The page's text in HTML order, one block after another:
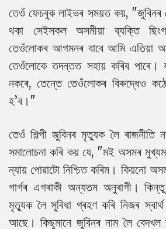
তেওঁ ফেচবুক লাইভৰ সময়ত কয়, "জুবিনৰ
থকা সেইসকল অসমীয়া ব্যক্তি
তেওঁলোকৰ আগমনৰ বাবে আমি এতিয়া
তেওঁলোকে তদন্তত সহায় কৰিব পাৰে।
নকৰে, তেন্তে তেওঁলোকৰ বিৰুদ্ধেও
হ’ব।"
তেওঁ শিল্পী জুবিনৰ মৃত্যুক লৈ ৰাজনীতি
সমালোচনা কৰি কয় যে, "মই অসমৰ
ন্যায় পোৱাটো নিশ্চিত কৰিম। কিয়নো
গাৰ্গৰ এগৰাকী অন্যতম অনুৰাগী।
মৃত্যুক লৈ সুবিধা গ্ৰহণ কৰি নিজৰ স্বাৰ্থ
আছে। কিছুমানে জুবিনৰ নাম লৈ বেদখল